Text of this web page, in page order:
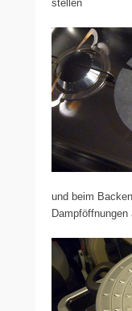
stellen
und beim
Dampföffnungen